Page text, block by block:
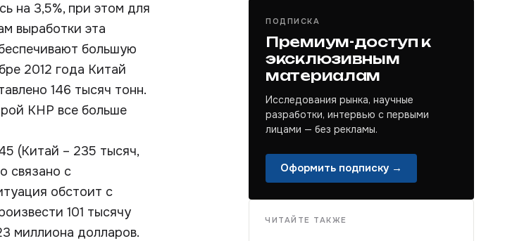
на 3,5%, при этом для
выработки эта
большую
2012 года Китай
146 тысяч тонн.
КНР все больше
(Китай – 235 тысяч,
связано с
обстоит с
101 тысячу
миллиона долларов.
ПОДПИСКА
Премиум-доступ к
эксклюзивным
материалам
Исследования рынка, научные
разработки, интервью с первыми
лицами — без рекламы.
Оформить подписку →
ЧИТАЙТЕ ТАКЖЕ